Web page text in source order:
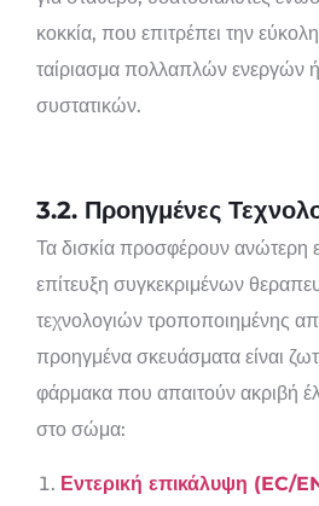
κοκκία, που επιτρέπει την
ταίριασμα πολλαπλών ενεργών
συστατικών.
3.2. Προηγμένες
Τα δισκία προσφέρουν ανώτερη
επίτευξη συγκεκριμένων
τεχνολογιών τροποποιημένης
προηγμένα σκευάσματα είναι
φάρμακα που απαιτούν ακριβή
στο σώμα:
Εντερική επικάλυψη (EC/